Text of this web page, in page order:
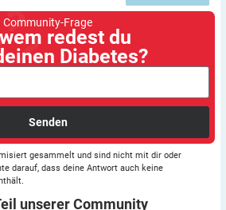
Community-Frage
redest du
Diabetes?
Senden
gesammelt und sind nicht mit dir oder
darauf, dass deine Antwort auch keine
unsererCommunity